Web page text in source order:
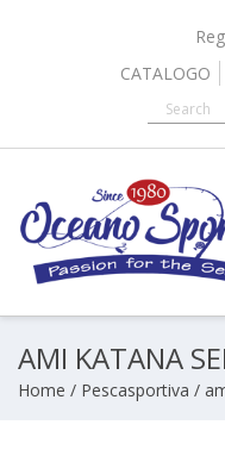
CATALOGO
AMI KATANA
Home / Pescasportiva /